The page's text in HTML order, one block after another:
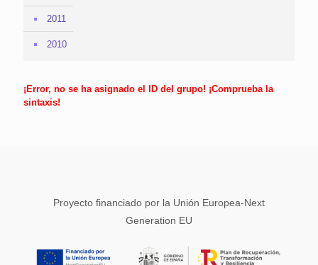
2011
2010
¡Error, no se ha asignado el ID del grupo! ¡Comprueba la
sintaxis!
Proyecto financiado por la Unión Europea-Next
Generation EU